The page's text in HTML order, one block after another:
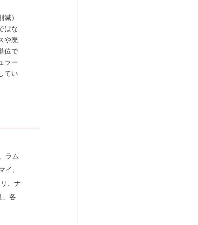
）
はな
や廃
位で
ラー
てい
ラム
イ、
、ナ
、各